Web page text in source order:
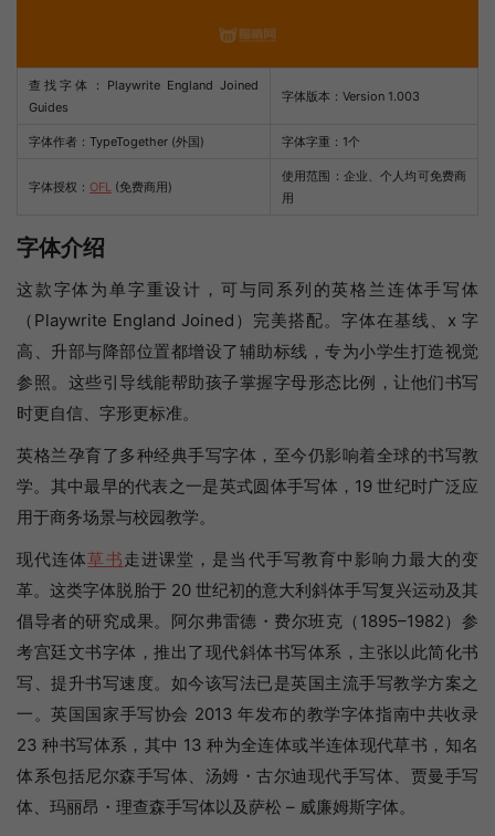
查找字体： Playwrite England Joined
Guides
字体版本：Version 1.003
字体作者：TypeTogether (外国) 字体字重：1个
字体授权： OFL (免费商用)
使用范围：企业、个人均可免费商
用
字体介绍
这款字体为单字重设计，可与同系列的英格兰连体手写体
（Playwrite England Joined）完美搭配。字体在基线、x 字
高、升部与降部位置都增设了辅助标线，专为小学生打造视觉
参照。这些引导线能帮助孩子掌握字母形态比例，让他们书写
时更自信、字形更标准。
英格兰孕育了多种经典手写字体，至今仍影响着全球的书写教
学。其中最早的代表之一是英式圆体手写体，19 世纪时广泛应
用于商务场景与校园教学。
现代连体草书走进课堂，是当代手写教育中影响力最大的变
革。这类字体脱胎于 20 世纪初的意大利斜体手写复兴运动及其
倡导者的研究成果。阿尔弗雷德・费尔班克（1895–1982）参
考宫廷文书字体，推出了现代斜体书写体系，主张以此简化书
写、提升书写速度。如今该写法已是英国主流手写教学方案之
一。英国国家手写协会 2013 年发布的教学字体指南中共收录
23 种书写体系，其中 13 种为全连体或半连体现代草书，知名
体系包括尼尔森手写体、汤姆・古尔迪现代手写体、贾曼手写
体、玛丽昂・理查森手写体以及萨松 – 威廉姆斯字体。